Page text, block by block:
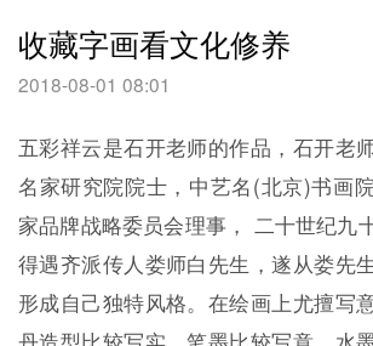
收藏字画看文化修养
2018-08-01 08:01
五彩祥云是石开老师的作品，石开老
名家研究院院士，中艺名(北京)书画
家品牌战略委员会理事， 二十世纪九
得遇齐派传人娄师白先生，遂从娄先
形成自己独特风格。在绘画上尤擅写